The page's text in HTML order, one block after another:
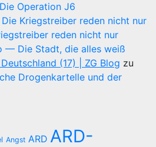
Die Operation J6
Die Kriegstreiber reden nicht nur
reden nicht nur
— Die Stadt, die alles weiß
(17) | ZG Blog zu
Drogenkartelle und der
Angst ARD ARD-